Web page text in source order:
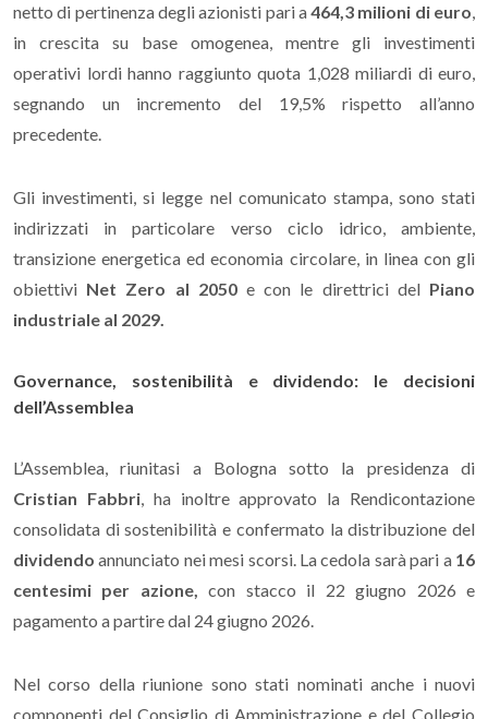
netto di pertinenza degli azionisti pari a464,3 milioni di euro,
in crescita su base omogenea, mentre gli investimenti
operativi lordi hanno raggiunto quota 1,028 miliardi di euro,
segnando un incremento del 19,5% rispetto all’anno
precedente.
Gli investimenti, si legge nel comunicato stampa, sono stati
indirizzati in particolare verso ciclo idrico, ambiente,
transizione energetica ed economia circolare, in linea con gli
obiettivi Net Zero al 2050e con le direttrici del Piano
industriale al 2029.
Governance, sostenibilità e dividendo: le decisioni
dell’Assemblea
L’Assemblea, riunitasi a Bologna sotto la presidenza di
Cristian Fabbri, ha inoltre approvato la Rendicontazione
consolidata di sostenibilità e confermato la distribuzione del
dividendo annunciato nei mesi scorsi. La cedola sarà pari a 16
centesimi per azione, con stacco il 22 giugno 2026 e
pagamento a partire dal 24 giugno 2026.
Nel corso della riunione sono stati nominati anche i nuovi
componenti del Consiglio di Amministrazione e del Collegio